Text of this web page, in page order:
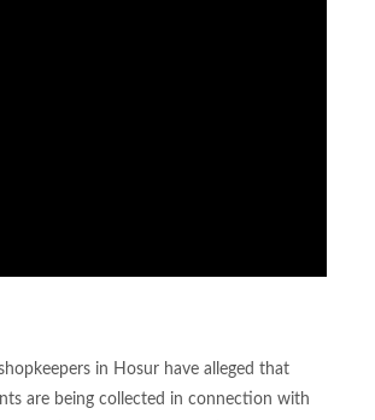
in Hosur have alleged that
are being collected in connection with